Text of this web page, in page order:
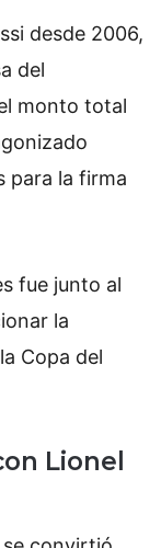
desde 2006,
del
monto total
para la firma
fue junto al
la
Copa del
Lionel